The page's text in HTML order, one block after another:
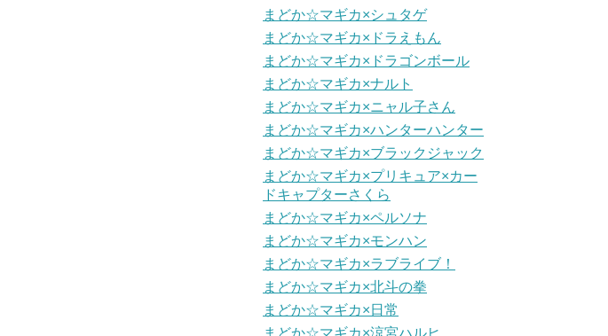
まどか☆マギカ×シュタゲ
まどか☆マギカ×ドラえもん
まどか☆マギカ×ドラゴンボール
まどか☆マギカ×ナルト
まどか☆マギカ×ニャル子さん
まどか☆マギカ×ハンターハンター
まどか☆マギカ×ブラックジャック
まどか☆マギカ×プリキュア×カー
ドキャプターさくら
まどか☆マギカ×ペルソナ
まどか☆マギカ×モンハン
まどか☆マギカ×ラブライブ！
まどか☆マギカ×北斗の拳
まどか☆マギカ×日常
まどか☆マギカ×涼宮ハルヒ